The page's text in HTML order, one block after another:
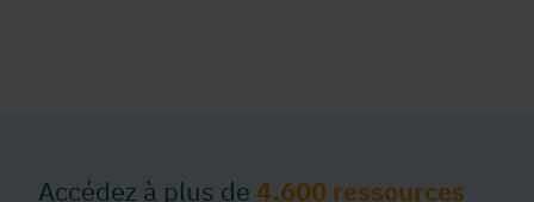
Accédez à plus de 4.600 ressources